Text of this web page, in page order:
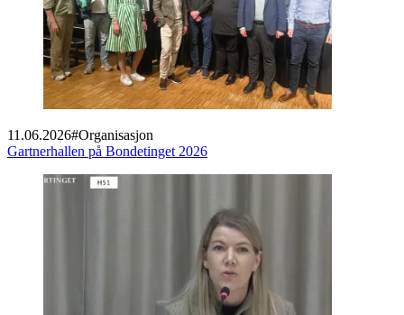
11.06.2026#Organisasjon
Gartnerhallen på Bondetinget 2026